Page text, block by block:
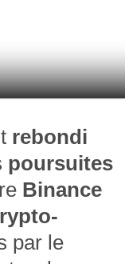
rebondi
poursuites
Binance
par le